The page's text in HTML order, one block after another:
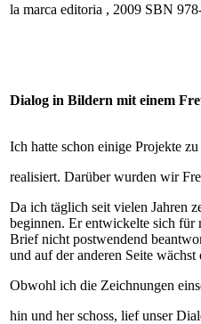
la marca editoria , 2009 SBN
Dialog in Bildern mit einem
Ich hatte schon einige Projekte
realisiert. Darüber wurden wir
Da ich täglich seit vielen Jahren
beginnen. Er entwickelte sich für
Brief nicht postwendend
und auf der anderen Seite
Obwohl ich die Zeichnungen
hin und her schoss, lief unser